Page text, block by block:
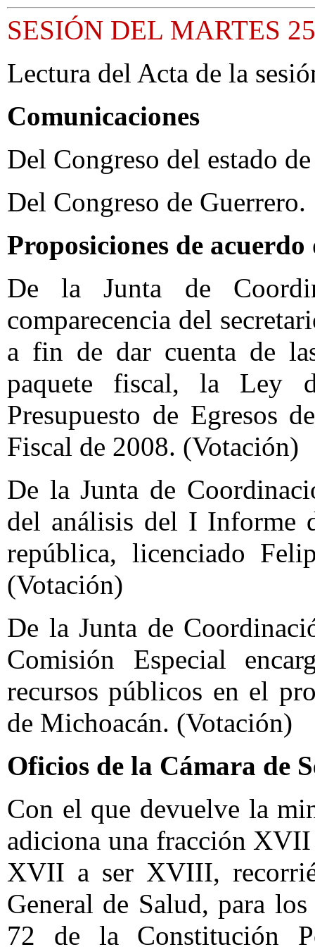
SESIÓN DEL MARTES
Lectura del Acta de la
Comunicaciones
Del Congreso del estado
Del Congreso de Guerrero.
Proposiciones de
De la Junta de
comparecencia del
a fin de dar cuenta de
paquete fiscal, la Ley
Presupuesto de Egresos
Fiscal de 2008. (Votación)
De la Junta de
del análisis del I Informe
república, licenciado
(Votación)
De la Junta de
Comisión Especial
recursos públicos en el
de Michoacán. (Votación)
Oficios de la Cámara de
Con el que devuelve la
adiciona una fracción
XVII a ser XVIII,
General de Salud, para
72 de la Constitución